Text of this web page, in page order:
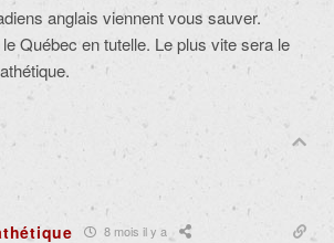
anglais viennent vous sauver.
Québec en tutelle. Le plus vite sera le
8 mois il y a